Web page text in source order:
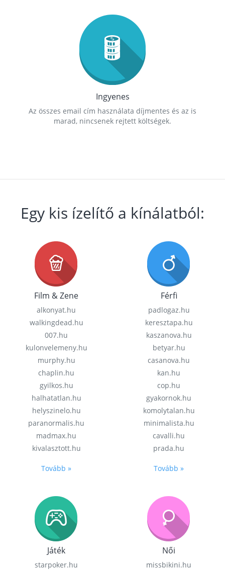
Ingyenes
Az összes email cím használata díjmentes és az is
marad, nincsenek rejtett költségek.
Egy kis ízelítő a kínálatból:
Film & Zene
alkonyat.hu
walkingdead.hu
007.hu
kulonvelemeny.hu
murphy.hu
chaplin.hu
gyilkos.hu
halhatatlan.hu
helyszinelo.hu
paranormalis.hu
madmax.hu
kivalasztott.hu
Tovább »
Férfi
padlogaz.hu
keresztapa.hu
kaszanova.hu
betyar.hu
casanova.hu
kan.hu
cop.hu
gyakornok.hu
komolytalan.hu
minimalista.hu
cavalli.hu
prada.hu
Tovább »
Játék
starpoker.hu
Női
missbikini.hu